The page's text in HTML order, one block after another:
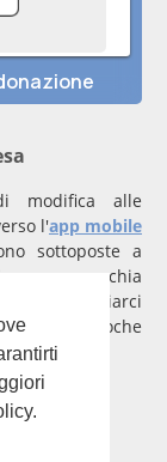
modifica alle
l'app mobile
sottoposte a
una parrocchia
per inviarci
entro poche